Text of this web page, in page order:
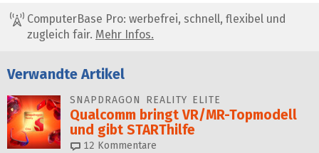
ComputerBase Pro: werbefrei, schnell, flexibel und
zugleich fair. Mehr Infos.
Verwandte Artikel
SNAPDRAGON REALITY ELITE
Qualcomm bringt VR/MR-Topmodell
und gibt STARThilfe
12 Kommentare